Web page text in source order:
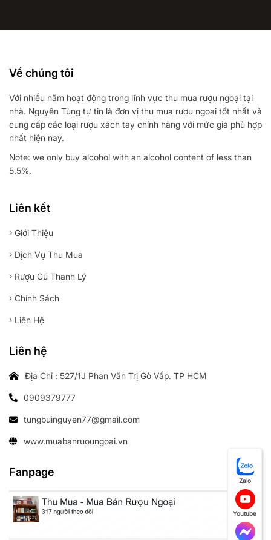
Về chúng tôi
Với nhiều năm hoạt động trong lĩnh vực thu mua rượu ngoại tại
nhà. Nguyên Tùng tự tin là đơn vị thu mua rượu ngoại tốt nhất và
cung cấp các loại rượu xách tay chính hãng với mức giá phù hợp
nhất hiện nay.
Note: we only buy alcohol with an alcohol content of less than
5.5%.
Liên kết
Giới Thiệu
Dịch Vụ Thu Mua
Rượu Cũ Thanh Lý
Chính Sách
Liên Hệ
Liên hệ
Địa Chỉ : 527/1J Phan Văn Trị Gò Vấp. TP HCM
0909379777
tungbuinguyen77@gmail.com
www.muabanruoungoai.vn
Fanpage
Zalo
Youtube